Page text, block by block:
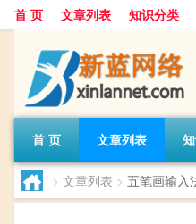
首 页 文章列表 知识分类
首 页 文章列表
> 文章列表 > 五笔画输入